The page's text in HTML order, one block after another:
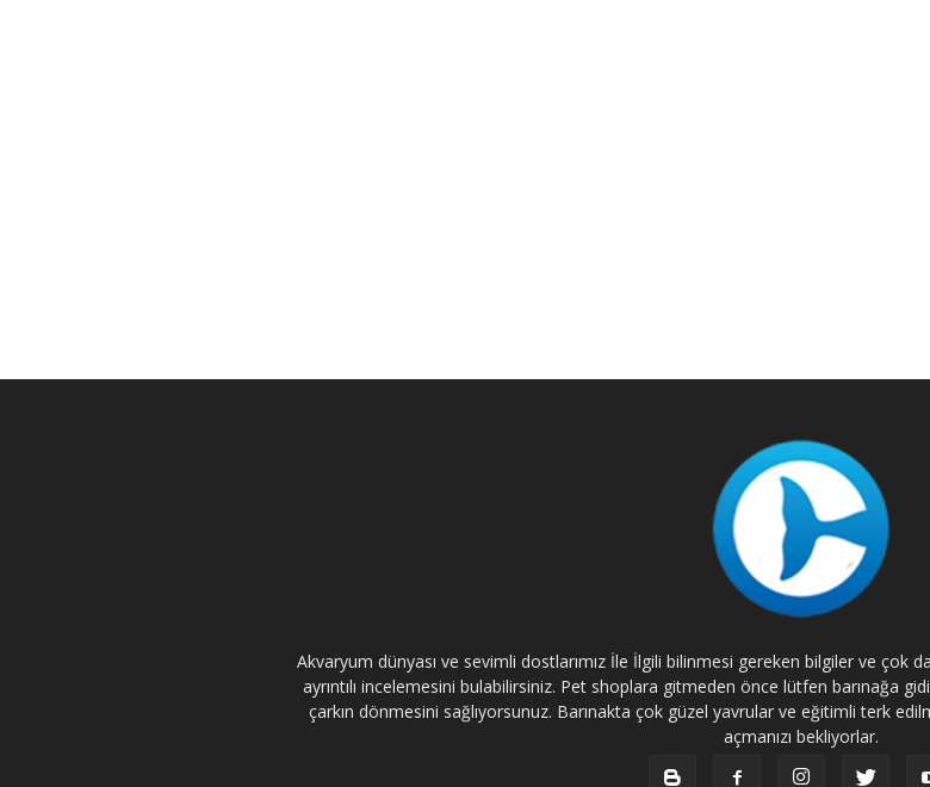
Akvaryum dünyası ve sevimli dostlarımız İle İlgili bilinmesi gereken bilgiler ve çok
ayrıntılı incelemesini bulabilirsiniz. Pet shoplara gitmeden önce lütfen barınağa
çarkın dönmesini sağlıyorsunuz. Barınakta çok güzel yavrular ve eğitimli terk
açmanızı bekliyorlar.